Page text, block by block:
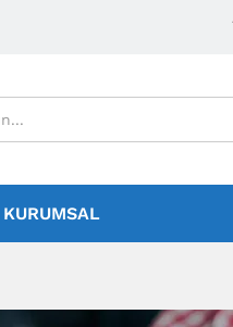
KURUMSAL